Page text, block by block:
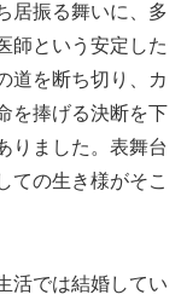
居振る舞いに、多
師という安定した
道を断ち切り、カ
を捧げる決断を下
りました。表舞台
ての生き様がそこ
活では結婚してい